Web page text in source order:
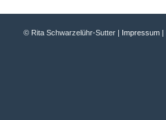
© Rita Schwarzelühr-Sutter | Impressum|